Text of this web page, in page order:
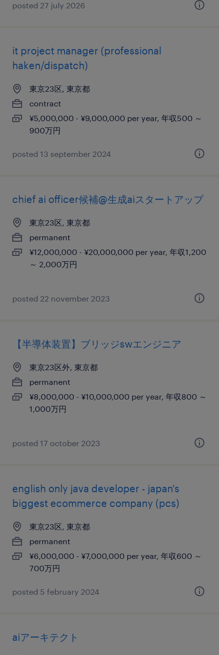
posted 27 july 2026
it project manager (professional
haken/dispatch)
東京23区, 東京都
contract
¥5,000,000 - ¥9,000,000 per year, 年収500 ～
900万円
posted 13 september 2024
chief ai officer候補@生成aiスタートアップ
東京23区, 東京都
permanent
¥12,000,000 - ¥20,000,000 per year, 年収1,200
～ 2,000万円
posted 22 november 2023
【半導体装置】ブリッジswエンジニア
東京23区外, 東京都
permanent
¥8,000,000 - ¥10,000,000 per year, 年収800 ～
1,000万円
posted 17 october 2023
english only java developer - japan's
biggest ecommerce company (pcs)
東京23区, 東京都
permanent
¥6,000,000 - ¥7,000,000 per year, 年収600 ～
700万円
posted 5 february 2024
aiアーキテクト